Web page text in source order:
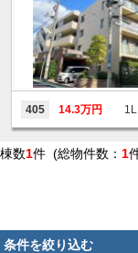
405 14.3万円
棟数1件 (総物件数： 1
条件を絞り込む